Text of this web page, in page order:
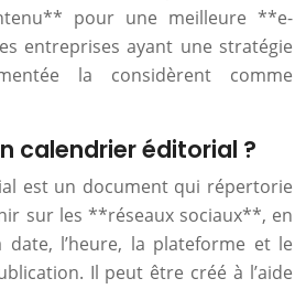
pour une meilleure **e-
entreprises ayant une stratégie
la considèrent comme
calendrier éditorial ?
est un document qui répertorie
sur les **réseaux sociaux**, en
l’heure, la plateforme et le
Il peut être créé à l’aide